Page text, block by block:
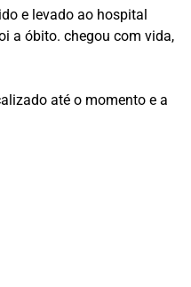
e levado ao hospital
a óbito. chegou com vida,
até o momento e a